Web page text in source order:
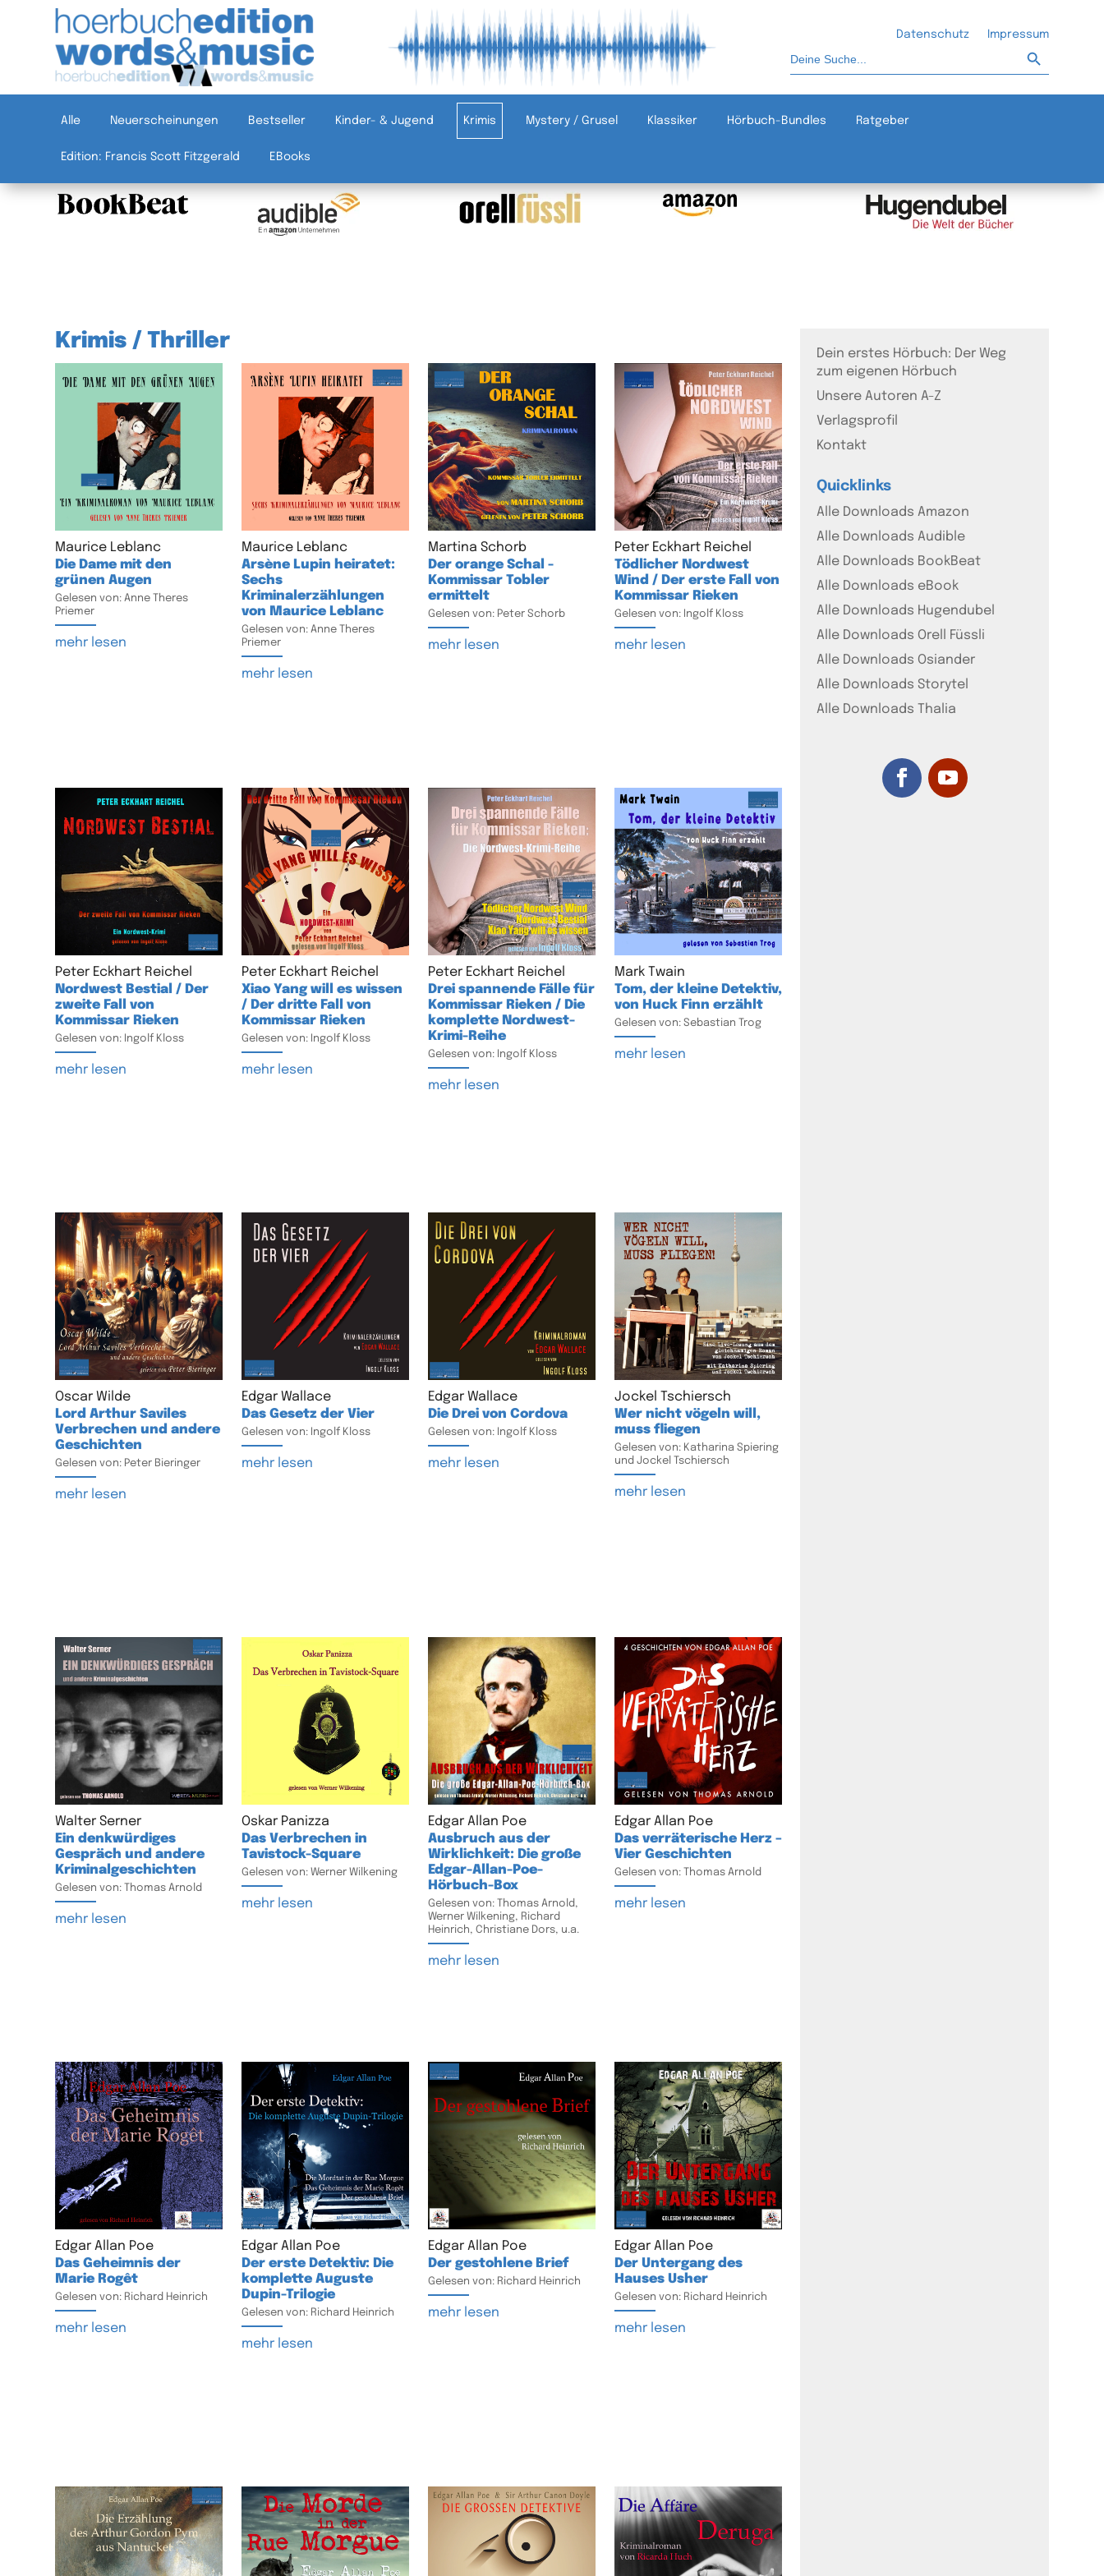
Datenschutz Impressum
nach:
Alle Neuerscheinungen Bestseller Kinder- & Jugend Krimis Mystery / Grusel Klassiker Hörbuch-Bundles Ratgeber
Edition: Francis Scott Fitzgerald EBooks
Krimis / Thriller
Maurice Leblanc
Die Dame mit den
grünen Augen
Gelesen von: Anne Theres
Priemer
mehr lesen
Peter Eckhart Reichel
Nordwest Bestial / Der
zweite Fall von
Kommissar Rieken
Gelesen von: Ingolf Kloss
mehr lesen
Oscar Wilde
Lord Arthur Saviles
Verbrechen und andere
Geschichten
Gelesen von: Peter Bieringer
mehr lesen
Walter Serner
Ein denkwürdiges
Gespräch und andere
Kriminalgeschichten
Gelesen von: Thomas Arnold
mehr lesen
Edgar Allan Poe
Das Geheimnis der
Marie Rogêt
Gelesen von: Richard Heinrich
mehr lesen
Maurice Leblanc
Arsène Lupin heiratet:
Sechs
Kriminalerzählungen
von Maurice Leblanc
Gelesen von: Anne Theres
Priemer
mehr lesen
Peter Eckhart Reichel
Xiao Yang will es wissen
/ Der dritte Fall von
Kommissar Rieken
Gelesen von: Ingolf Kloss
mehr lesen
Edgar Wallace
Das Gesetz der Vier
Gelesen von: Ingolf Kloss
mehr lesen
Oskar Panizza
Das Verbrechen in
Tavistock-Square
Gelesen von: Werner Wilkening
mehr lesen
Edgar Allan Poe
Der erste Detektiv: Die
komplette Auguste
Dupin-Trilogie
Gelesen von: Richard Heinrich
mehr lesen
Martina Schorb
Der orange Schal -
Kommissar Tobler
ermittelt
Gelesen von: Peter Schorb
mehr lesen
Peter Eckhart Reichel
Drei spannende Fälle für
Kommissar Rieken / Die
komplette Nordwest-
Krimi-Reihe
Gelesen von: Ingolf Kloss
mehr lesen
Edgar Wallace
Die Drei von Cordova
Gelesen von: Ingolf Kloss
mehr lesen
Edgar Allan Poe
Ausbruch aus der
Wirklichkeit: Die große
Edgar-Allan-Poe-
Hörbuch-Box
Gelesen von: Thomas Arnold,
Werner Wilkening, Richard
Heinrich, Christiane Dors, u.a.
mehr lesen
Edgar Allan Poe
Der gestohlene Brief
Gelesen von: Richard Heinrich
mehr lesen
Peter Eckhart Reichel
Tödlicher Nordwest
Wind / Der erste Fall von
Kommissar Rieken
Gelesen von: Ingolf Kloss
mehr lesen
Mark Twain
Tom, der kleine Detektiv,
von Huck Finn erzählt
Gelesen von: Sebastian Trog
mehr lesen
Jockel Tschiersch
Wer nicht vögeln will,
muss fliegen
Gelesen von: Katharina Spiering
und Jockel Tschiersch
mehr lesen
Edgar Allan Poe
Das verräterische Herz –
Vier Geschichten
Gelesen von: Thomas Arnold
mehr lesen
Edgar Allan Poe
Der Untergang des
Hauses Usher
Gelesen von: Richard Heinrich
mehr lesen
Dein erstes Hörbuch: Der Weg
zum eigenen Hörbuch
Unsere Autoren A-Z
Verlagsprofil
Kontakt
Quicklinks
Alle Downloads Amazon
Alle Downloads Audible
Alle Downloads BookBeat
Alle Downloads eBook
Alle Downloads Hugendubel
Alle Downloads Orell Füssli
Alle Downloads Osiander
Alle Downloads Storytel
Alle Downloads Thalia